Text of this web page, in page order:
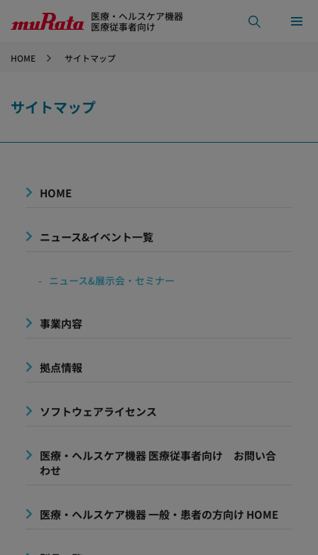
医療・ヘルスケア機器
医療従事者向け
HOME サイトマップ
サイトマップ
HOME
ニュース&イベント一覧
ニュース&展示会・セミナー
事業内容
拠点情報
ソフトウェアライセンス
医療・ヘルスケア機器 医療従事者向け お問い合
わせ
医療・ヘルスケア機器 一般・患者の方向け HOME